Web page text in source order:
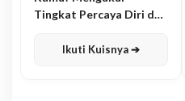
Tingkat Percaya Diri dan
Ikuti Kuisnya ➔